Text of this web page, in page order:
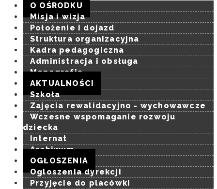
Specjalny
Ośrodek
Szkolno-
Wychowawczy
im.
ks.
J.
w
Konarzewie
O OŚRODKU
Misja i wizja
Położenie i dojazd
Struktura organizacyjna
Kadra pedagogiczna
Administracja i obsługa
Monografia
AKTUALNOŚCI
Szkoła
Zajęcia rewalidacyjno - wychowawcze
Wczesne wspomaganie rozwoju
dziecka
Internat
Archiwum
OGŁOSZENIA
Ogloszenia dyrekcji
Przyjęcie do placówki